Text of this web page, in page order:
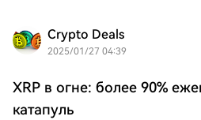
Crypto Deals
2025/01/27 04:39
XRP в огне: более 90%
катапуль